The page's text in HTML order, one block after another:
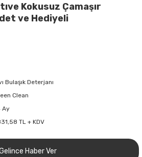
Kokusuz Çamaşır
ve Hediyeli
Bulaşık Deterjanı
Clean
Ay
TL + KDV
Haber Ver